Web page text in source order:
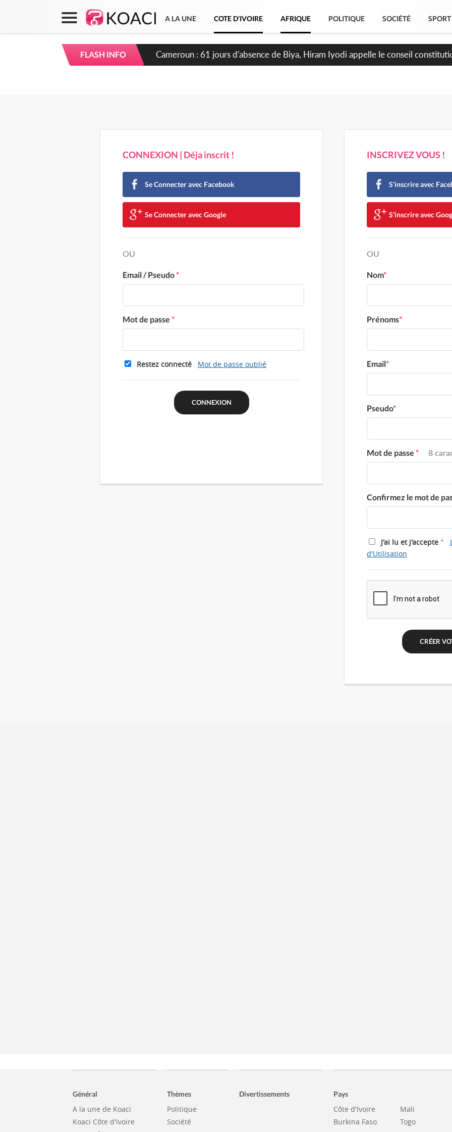
A LA UNE COTE D'IVOIRE AFRIQUE POLITIQUE SOCIÉTÉ SPORT
FLASH INFO Côte d'Ivoire : Fin de la pagaille au PDCI-RDA, Lessiehi bannit les mouvements
CONNEXION | Déja inscrit !
Se Connecter avec Facebook
Se Connecter avec Google
OU
Email / Pseudo*
Mot de passe *
Restez connecté Mot de passe oublié
INSCRIVEZ VOUS !
S'inscrire avec
S'inscrire avec
OU
Nom*
Prénoms*
Email*
Pseudo*
Mot de passe * 8
Confirmez le mot de
J'ai lu et j'accepte *
d'Utilisation
Général
A la une de Koaci
Koaci Côte d'Ivoire
Thèmes
Politique
Société
Divertissements Pays
Côte d'Ivoire
Burkina Faso
Mali
Togo